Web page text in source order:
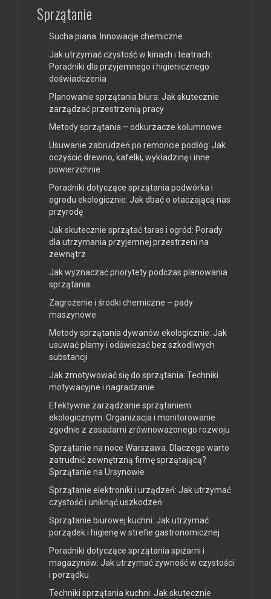
Sprzątanie
Sucha piana. Innowacje chemiczne
Jak utrzymać czystość w kinach i teatrach:
Poradniki dla przyjemnego i higienicznego
doświadczenia
Planowanie sprzątania biura: Jak skutecznie
zarządzać przestrzenią pracy
Metody sprzątania – odkurzacze kolumnowe
Usuwanie zabrudzeń po remoncie podłóg: Jak
oczyścić drewno, kafelki, wykładzinę i inne
powierzchnie
Poradniki dotyczące sprzątania podwórka i
ogrodu ekologicznie: Jak dbać o otaczającą nas
przyrodę
Jak skutecznie sprzątać taras i ogród: Porady
dla utrzymania przyjemnej przestrzeni na
zewnątrz
Jak wyznaczać priorytety podczas planowania
sprzątania
Zagrożenie i środki chemiczne – pady
maszynowe
Metody sprzątania dywanów ekologicznie: Jak
usuwać plamy i odświeżać bez szkodliwych
substancji
Jak zmotywować się do sprzątania: Techniki
motywacyjne i nagradzanie
Efektywne zarządzanie sprzątaniem
ekologicznym: Organizacja i monitorowanie
zgodnie z zasadami zrównoważonego rozwoju
Sprzątanie na noce Warszawa. Dlaczego warto
zatrudnić zewnętrzną firmę sprzątającą?
Sprzątanie na Ursynowie
Sprzątanie elektroniki i urządzeń: Jak utrzymać
czystość i uniknąć uszkodzeń
Sprzątanie biurowej kuchni: Jak utrzymać
porządek i higienę w strefie gastronomicznej
Poradniki dotyczące sprzątania spiżarni i
magazynów: Jak utrzymać żywność w czystości
i porządku
Techniki sprzątania kuchni: Jak skutecznie